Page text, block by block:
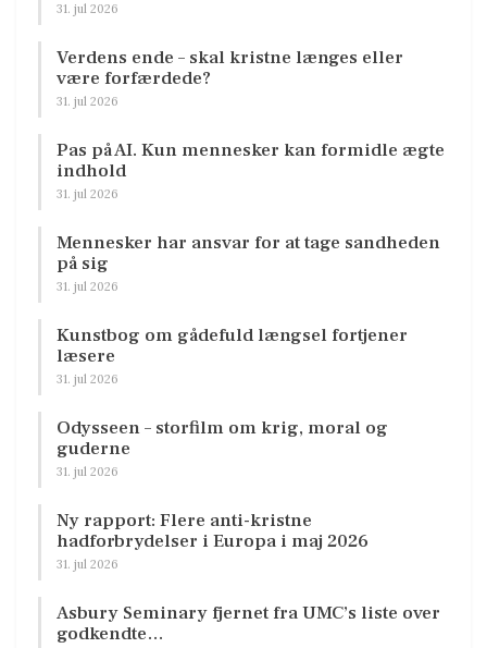
31. jul 2026
Verdens ende – skal kristne længes eller
være forfærdede?
31. jul 2026
Pas på AI. Kun mennesker kan formidle ægte
indhold
31. jul 2026
Mennesker har ansvar for at tage sandheden
på sig
31. jul 2026
Kunstbog om gådefuld længsel fortjener
læsere
31. jul 2026
Odysseen – storfilm om krig, moral og
guderne
31. jul 2026
Ny rapport: Flere anti-kristne
hadforbrydelser i Europa i maj 2026
31. jul 2026
Asbury Seminary fjernet fra UMC’s liste over
godkendte…